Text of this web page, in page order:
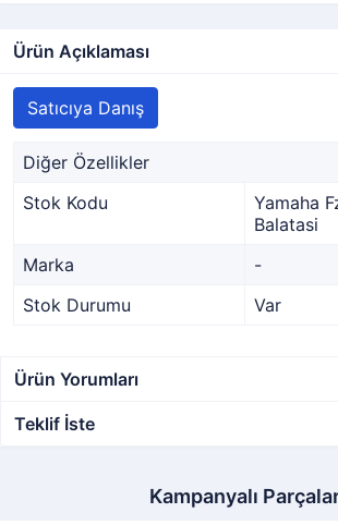
Ürün Açıklaması
Satıcıya Danış
Diğer Özellikler
Stok Kodu
Yamaha
Balatasi
Marka
-
Stok Durumu
Var
Ürün Yorumları
Teklif İste
Kampanyalı